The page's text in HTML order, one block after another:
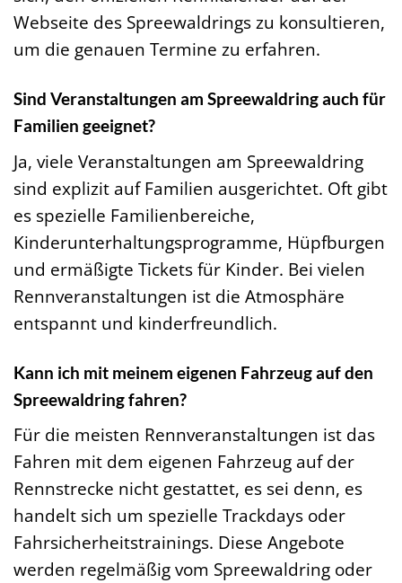
Webseite des Spreewaldrings zu konsultieren,
um die genauen Termine zu erfahren.
Sind Veranstaltungen am Spreewaldring auch für
Familien geeignet?
Ja, viele Veranstaltungen am Spreewaldring
sind explizit auf Familien ausgerichtet. Oft gibt
es spezielle Familienbereiche,
Kinderunterhaltungsprogramme, Hüpfburgen
und ermäßigte Tickets für Kinder. Bei vielen
Rennveranstaltungen ist die Atmosphäre
entspannt und kinderfreundlich.
Kann ich mit meinem eigenen Fahrzeug auf den
Spreewaldring fahren?
Für die meisten Rennveranstaltungen ist das
Fahren mit dem eigenen Fahrzeug auf der
Rennstrecke nicht gestattet, es sei denn, es
handelt sich um spezielle Trackdays oder
Fahrsicherheitstrainings. Diese Angebote
werden regelmäßig vom Spreewaldring oder